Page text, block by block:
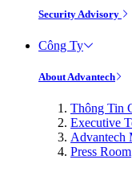
Security Advisory
Công Ty
About Advantech
Thông Tin
Executive
Advantech
Press Room